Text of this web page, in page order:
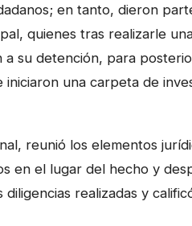
en tanto, dieron
quienes tras realizarle
su detención, para
una carpeta de
reunió los elementos
en el lugar del hecho y
realizadas y